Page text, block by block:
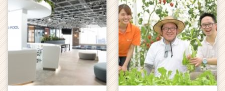
C
a
r
e
r）